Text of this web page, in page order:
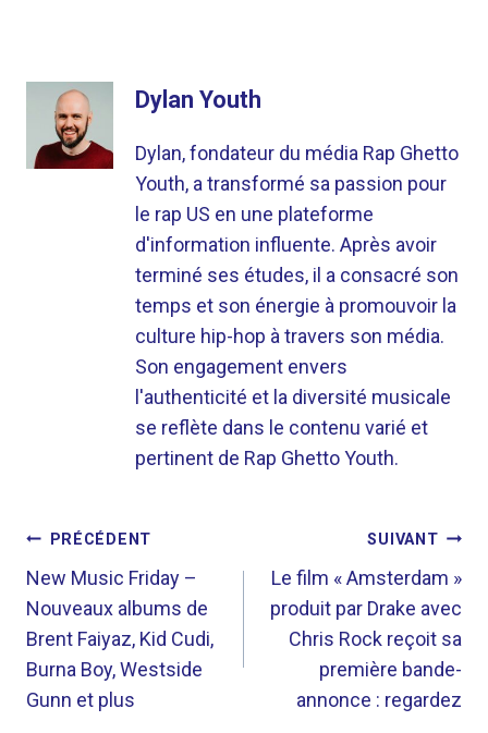
Dylan Youth
Dylan, fondateur du média Rap Ghetto
Youth, a transformé sa passion pour
le rap US en une plateforme
d'information influente. Après avoir
terminé ses études, il a consacré son
temps et son énergie à promouvoir la
culture hip-hop à travers son média.
Son engagement envers
l'authenticité et la diversité musicale
se reflète dans le contenu varié et
pertinent de Rap Ghetto Youth.
NAVIGATION
DE
L’ARTICLE
PRÉCÉDENT
New Music Friday –
Nouveaux albums de
Brent Faiyaz, Kid Cudi,
Burna Boy, Westside
Gunn et plus
SUIVANT
Le film « Amsterdam »
produit par Drake avec
Chris Rock reçoit sa
première bande-
annonce : regardez